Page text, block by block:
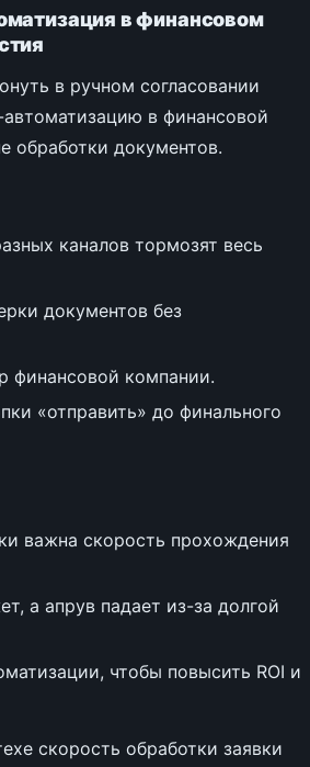
в финансовом
в ручном согласовании
в финансовой
обработки документов.
каналов тормозят весь
документов без
финансовой компании.
«отправить» до финального
важна скорость прохождения
а апрув падает из-за долгой
чтобы повысить ROI и
скорость обработки заявки